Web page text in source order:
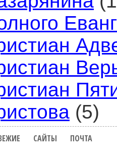
(5)
САЙТЫ ПОЧТА